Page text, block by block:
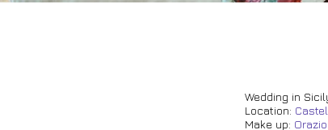
Wedding in
Location:
Make up: